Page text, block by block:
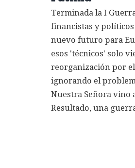
Terminada la I
financistas y
nuevo futuro para
esos 'técnicos' solo
reorganización por
ignorando el
Nuestra Señora vino
Resultado, una